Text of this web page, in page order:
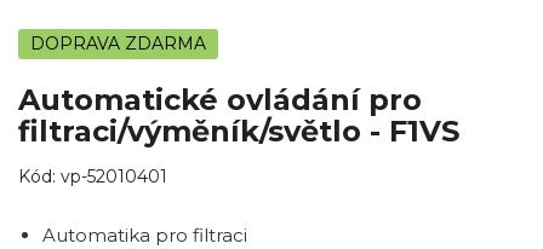
DOPRAVA ZDARMA
Automatické ovládání pro
filtraci/výměník/světlo - F1VS
Kód: vp-52010401
Automatika pro filtraci